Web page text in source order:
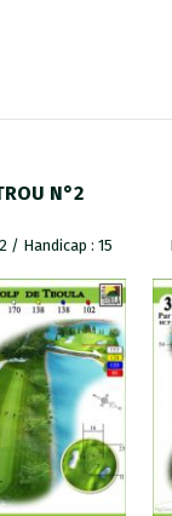
N°2
/ Handicap : 15